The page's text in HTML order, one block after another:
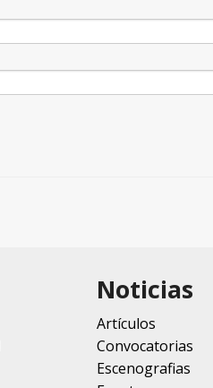
Noticias
Artículos
Convocatorias
Escenografias